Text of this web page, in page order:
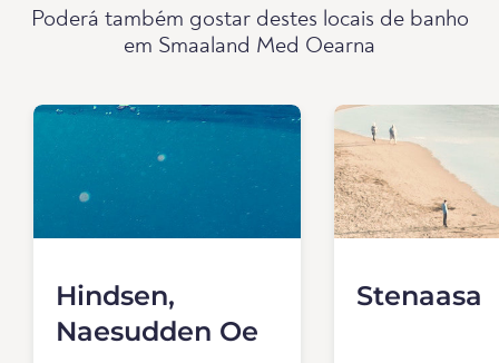
Poderá também gostar destes locais de banho
em Smaaland Med Oearna
Hindsen,
Naesudden Oe
Stenaasa